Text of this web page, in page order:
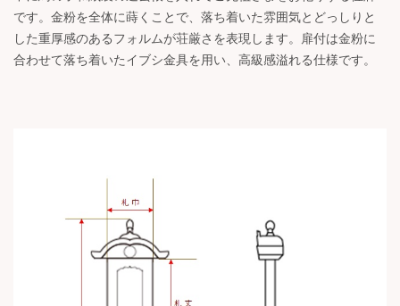
です。金粉を全体に蒔くことで、落ち着いた雰囲気とどっしりと
した重厚感のあるフォルムが荘厳さを表現します。扉付は金粉に
合わせて落ち着いたイブシ金具を用い、高級感溢れる仕様です。